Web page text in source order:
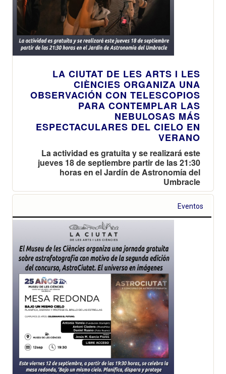
LA CIUTAT DE LES ARTS I LES
CIÈNCIES ORGANIZA UNA
OBSERVACIÓN CON TELESCOPIOS
PARA CONTEMPLAR LAS
NEBULOSAS MÁS
ESPECTACULARES DEL CIELO EN
VERANO
La actividad es gratuita y se realizará este
jueves 18 de septiembre partir de las 21:30
horas en el Jardín de Astronomía del
Umbracle
Eventos